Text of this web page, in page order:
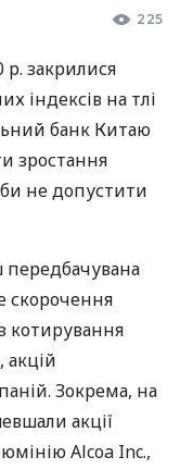
225
закрилися
індексів на тлі
банк Китаю
зростання
не допустити
передбачувана
скорочення
котирування
акцій
Зокрема, на
акції
Alcoa Inc.,